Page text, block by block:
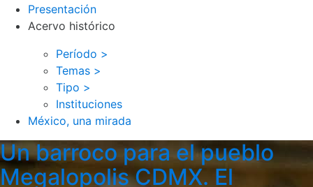
Presentación
Acervo histórico
Período >
Temas >
Tipo >
Instituciones
México, una mirada
Un barroco para el pueblo
Megalopolis CDMX. El